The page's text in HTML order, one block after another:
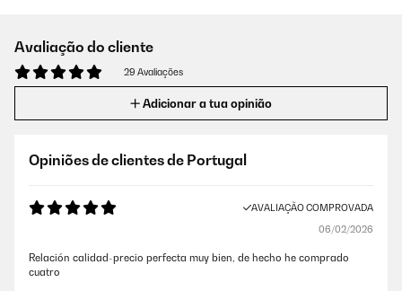
Avaliação do cliente
29 Avaliações
Adicionar a tua opinião
Opiniões de clientes de Portugal
AVALIAÇÃO COMPROVADA
06/02/2026
Relación calidad-precio perfecta muy bien, de hecho he comprado
cuatro